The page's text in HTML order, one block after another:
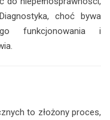
choć bywa
funkcjonowania i
to złożony proces,